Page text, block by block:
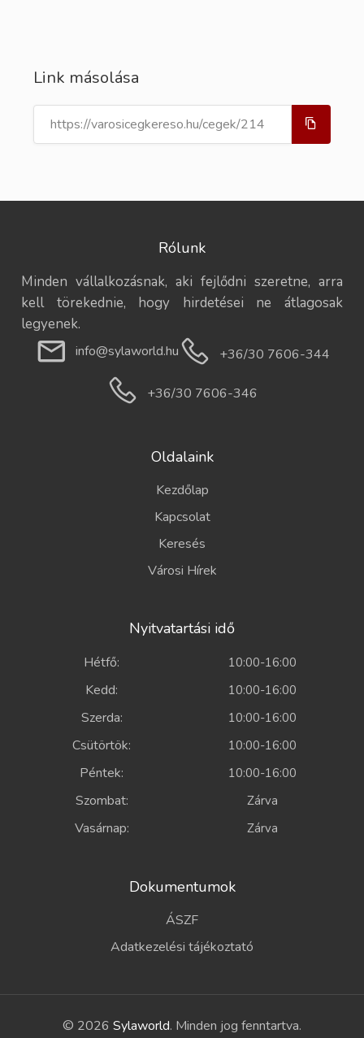
Link másolása
Rólunk
Minden vállalkozásnak, aki fejlődni szeretne, arra
kell törekednie, hogy hirdetései ne átlagosak
legyenek.
info@sylaworld.hu +36/30 7606-344
+36/30 7606-346
Oldalaink
Kezdőlap
Kapcsolat
Keresés
Városi Hírek
Nyitvatartási idő
Hétfő: 10:00-16:00
Kedd: 10:00-16:00
Szerda: 10:00-16:00
Csütörtök: 10:00-16:00
Péntek: 10:00-16:00
Szombat: Zárva
Vasárnap: Zárva
Dokumentumok
ÁSZF
Adatkezelési tájékoztató
© 2026 Sylaworld. Minden jog fenntartva.